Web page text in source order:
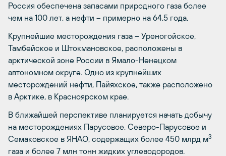
Россия обеспечена запасами природного газа более
чем на 100 лет, а нефти – примерно на 64,5 года.
Крупнейшие месторождения газа – Уреногойское,
Тамбейское и Штокмановское, расположены в
арктической зоне России в Ямало-Ненецком
автономном округе. Одно из крупнейших
месторождений нефти, Пайяхское, также расположено
в Арктике, в Красноярском крае.
В ближайшей перспективе планируется начать добычу
на месторождениях Парусовое, Северо-Парусовое и
Семаковское в ЯНАО, содержащих более 450 млрд м3
газа и более 7 млн тонн жидких углеводородов.